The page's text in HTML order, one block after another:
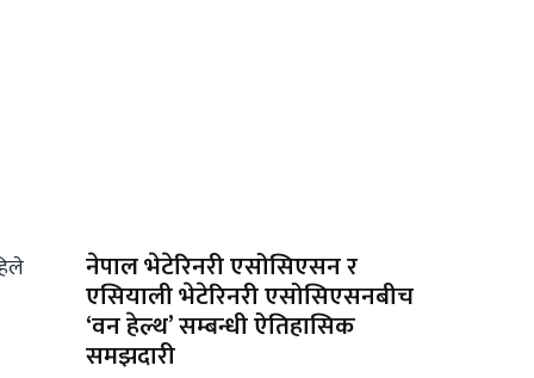
नेपाल भेटेरिनरी एसोसिएसन र
एसियाली भेटेरिनरी एसोसिएसनबीच
‘वन हेल्थ’ सम्बन्धी ऐतिहासिक
समझदारी